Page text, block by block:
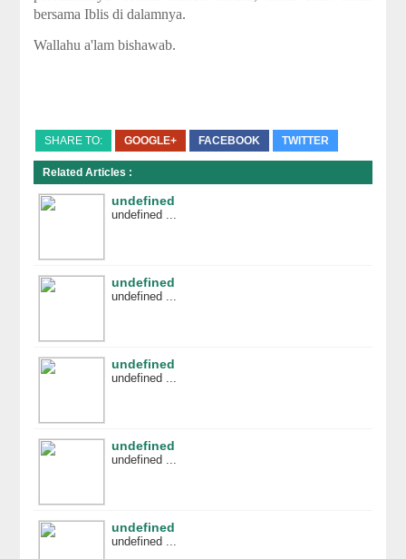
bersama Iblis di dalamnya.
Wallahu a'lam bishawab.
SHARE TO: GOOGLE+ FACEBOOK TWITTER
Related Articles :
undefined
undefined ...
undefined
undefined ...
undefined
undefined ...
undefined
undefined ...
undefined
undefined ...